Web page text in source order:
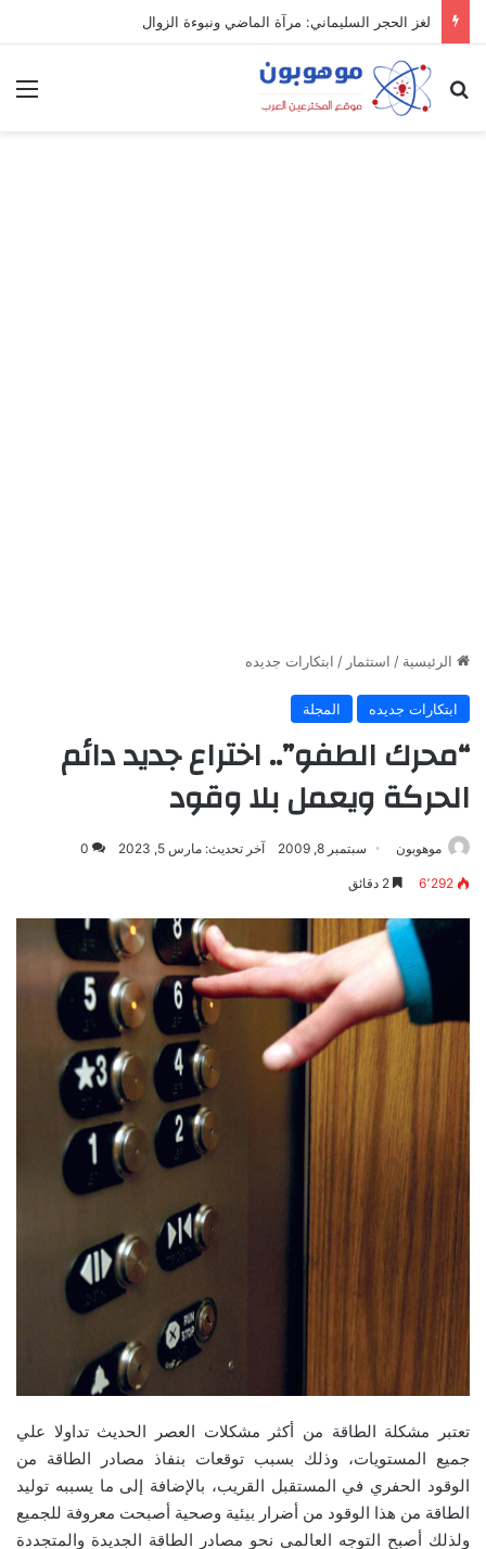
لغز الحجر السليماني: مرآة الماضي ونبوءة الزوال
بحث عن
الرئيسية / استثمار / ابتكارات جديده
ابتكارات جديده المجلة
“محرك الطفو”.. اختراع جديد دائم
الحركة ويعمل بلا وقود
موهوبون سبتمبر 8, 2009 آخر تحديث: مارس 5, 2023 0
6٬292
تعتبر مشكلة الطاقة من أكثر مشكلات العصر الحديث تداولا علي
جميع المستويات، وذلك بسبب توقعات بنفاذ مصادر الطاقة من
الوقود الحفري في المستقبل القريب، بالإضافة إلى ما يسببه توليد
الطاقة من هذا الوقود من أضرار بيئية وصحية أصبحت معروفة للجميع
ولذلك أصبح التوجه العالمي نحو مصادر الطاقة الجديدة والمتجددة